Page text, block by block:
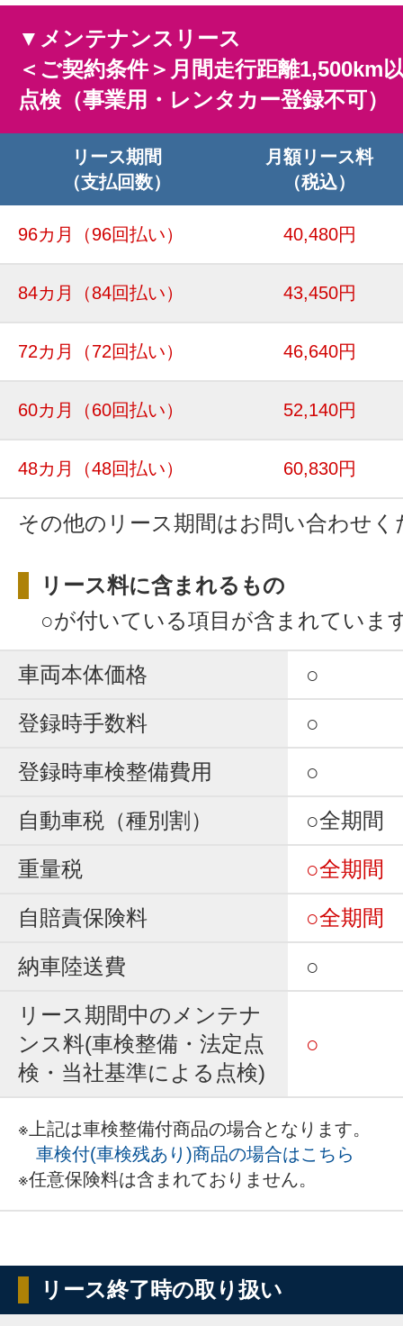
▼メンテナンスリース
＜ご契約条件＞月間走行距離1,500km
点検（事業用・レンタカー登録不可）
リース期間
（支払回数）
月額リース料
（税込）
96カ月 （96回払い） 40,480円
84カ月 （84回払い） 43,450円
72カ月 （72回払い） 46,640円
60カ月 （60回払い） 52,140円
48カ月 （48回払い） 60,830円
その他のリース期間はお問い合わせく
リース料に含まれるもの
○が付いている項目が含まれていま
車両本体価格
○
登録時手数料
○
登録時車検整備費用
○
自動車税（種別割）
○全期間
重量税
○全期間
自賠責保険料
○全期間
納車陸送費
○
リース期間中のメンテナ
ンス料(車検整備・法定点
検・当社基準による点検)
○
※上記は車検整備付商品の場合となります。
車検付(車検残あり)商品の場合はこちら
※任意保険料は含まれておりません。
リース終了時の取り扱い